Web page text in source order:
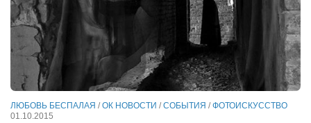
Конкурсы
Фестиваль. Конкурс «Колибри» 2017
Конкурс «Колибри» 2016
Конкурс «Колибри» 2015
Конкурс «Колибри» 2014
ЛЮБОВЬ БЕСПАЛАЯ /ОК НОВОСТИ /СОБЫТИЯ /ФОТОИСКУССТВО
01.10.2015